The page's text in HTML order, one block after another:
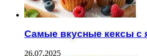
Самые вкусные кексы с
26.07.2025